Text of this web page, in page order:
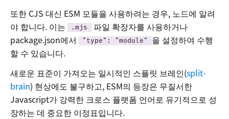
또한 CJS 대신 ESM 모듈을 사용하려는 경우, 노드에 알려
야 합니다. 이는
.mjs
파일 확장자를 사용하거나
package.json에서
"type": "module"
을 설정하여 수행
할 수 있습니다.
새로운 표준이 가져오는 일시적인 스플릿 브레인(split-
brain) 현상에도 불구하고, ESM의 등장은 무질서한
Javascript가 강력한 크로스 플랫폼 언어로 유기적으로 성
장하는 데 중요한 이정표입니다.